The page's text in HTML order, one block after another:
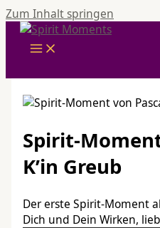
Zum Inhalt springen
Spirit-
K’in Greub
Der erste Spirit-Moment
Dich und Dein Wirken,